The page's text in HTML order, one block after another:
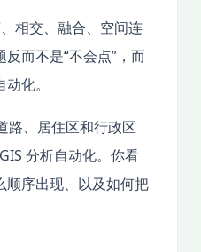
相交、融合、空间连
而不是“不会点”，而
化。
路、居住区和行政区
分析自动化。你看
顺序出现、以及如何把